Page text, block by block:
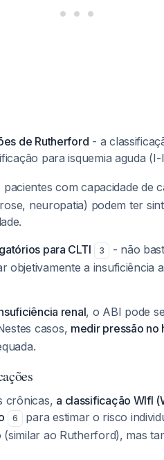
de Rutherford - a
para isquemia aguda (I-
pacientes com capacidade de
neuropatia) podem ter
para CLTI
3
- não
objetivamente a insuficiência
renal, o ABI pode
casos, medir pressão no
crônicas, a classificação WIfI
6
para estimar o risco
ao Rutherford), mas